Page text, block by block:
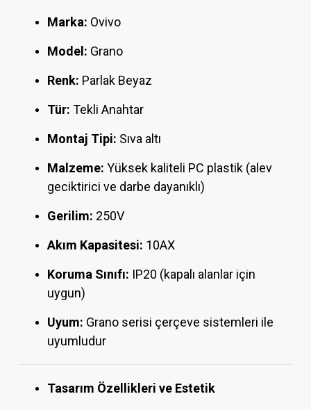
Marka: Ovivo
Model: Grano
Renk: Parlak Beyaz
Tür: Tekli Anahtar
Montaj Tipi: Sıva altı
Malzeme: Yüksek kaliteli PC plastik (alev
geciktirici ve darbe dayanıklı)
Gerilim: 250V
Akım Kapasitesi: 10AX
Koruma Sınıfı: IP20 (kapalı alanlar için
uygun)
Uyum: Grano serisi çerçeve sistemleri ile
uyumludur
Tasarım Özellikleri ve Estetik